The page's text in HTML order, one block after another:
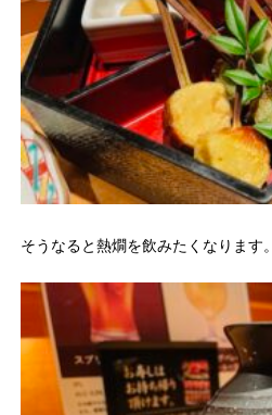
そうなると熱燗を飲みたくなります。